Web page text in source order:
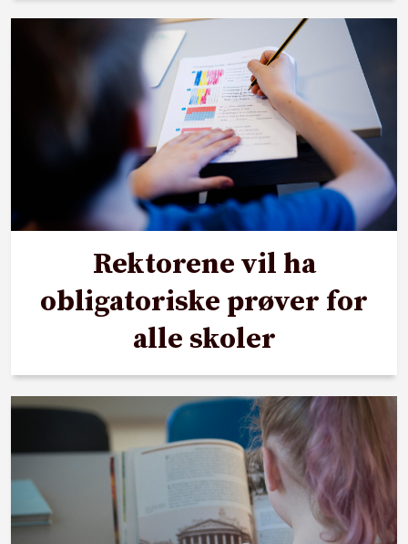
Rektorene vil ha
obligatoriske prøver for
alle skoler